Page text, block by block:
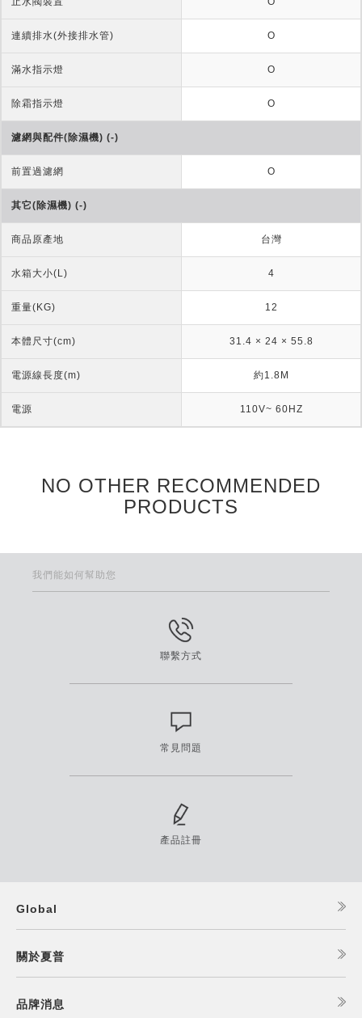
連續排水(外接排水管) O
滿水指示燈 O
除霜指示燈 O
濾網與配件(除濕機) (-)
前置過濾網 O
其它(除濕機) (-)
商品原產地 台灣
水箱大小(L) 4
重量(KG) 12
本體尺寸(cm) 31.4 × 24 × 55.8
電源線長度(m) 約1.8M
電源 110V~ 60HZ
NO OTHER RECOMMENDED
PRODUCTS
我們能如何幫助您
聯繫方式
常見問題
產品註冊
Global
關於夏普
品牌消息